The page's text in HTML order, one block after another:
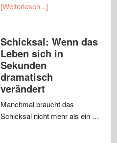
[Weiterlesen...]
Schicksal: Wenn das
Leben sich in
Sekunden
dramatisch
verändert
Manchmal braucht das
Schicksal nicht mehr als ein …